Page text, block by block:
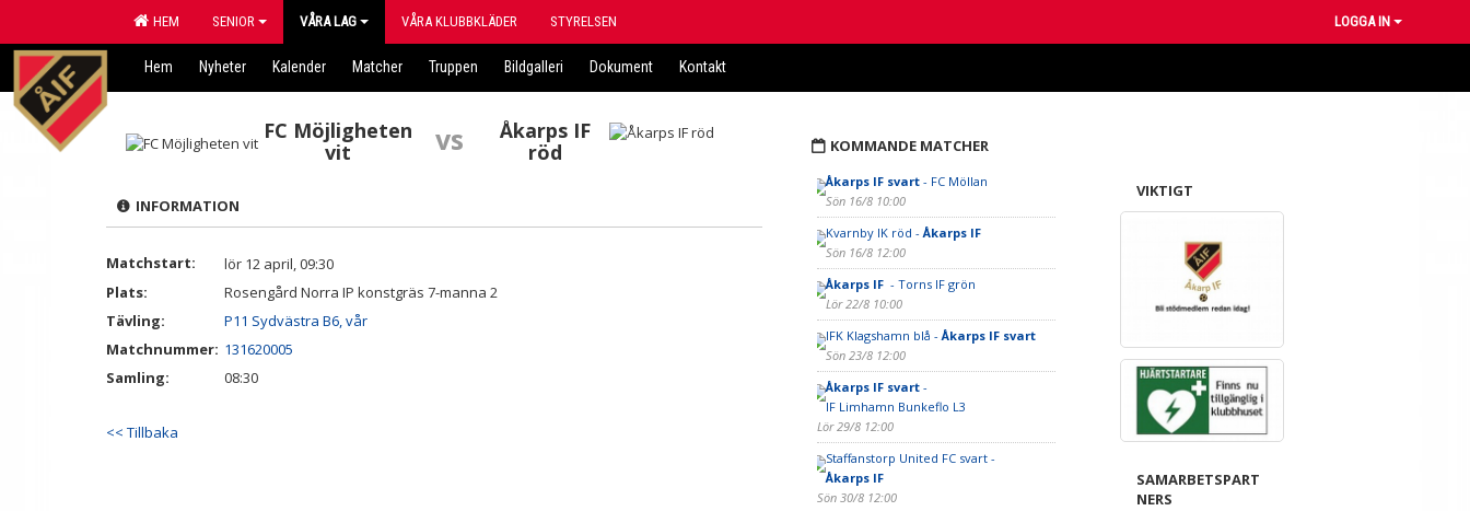
HEM SENIOR VÅRA LAG VÅRA KLUBBKLÄDER STYRELSEN LOGGA IN
Hem Nyheter Kalender Matcher Truppen Bildgalleri Dokument Kontakt
FC Möjligheten
vit
vs
Åkarps IF
röd
INFORMATION
Matchstart:
lör 12 april, 09:30
Plats:
Rosengård Norra IP konstgräs 7-manna 2
Tävling:
P11 Sydvästra B6, vår
Matchnummer: 131620005
Samling:
08:30
<< Tillbaka
KOMMANDE MATCHER
Åkarps IF svart- FC Möllan
Sön 16/8 10:00
Kvarnby IK röd -Åkarps IF
Sön 16/8 12:00
Åkarps IF - Torns IF grön
Lör 22/8 10:00
IFK Klagshamn blå -Åkarps IF svart
Sön 23/8 12:00
Åkarps IF svart-
IF Limhamn Bunkeflo L3
Lör 29/8 12:00
Staffanstorp United FC svart -
Åkarps IF
Sön 30/8 12:00
VIKTIGT
SAMARBETSPART
NERS